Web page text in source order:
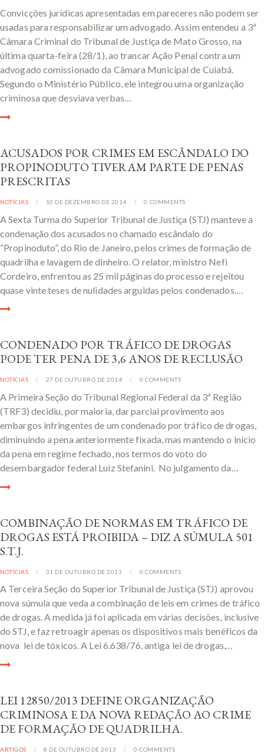
Convicções jurídicas apresentadas em pareceres não podem ser
usadas para responsabilizar um advogado. Assim entendeu a 3ª
Câmara Criminal do Tribunal de Justiça de Mato Grosso, na
última quarta-feira (28/1), ao trancar Ação Penal contra um
advogado comissionado da Câmara Municipal de Cuiabá.
Segundo o Ministério Público, ele integrou uma organização
criminosa que desviava verbas…
ACUSADOS POR CRIMES EM ESCÂNDALO DO
PROPINODUTO TIVERAM PARTE DE PENAS
PRESCRITAS
NOTÍCIAS 10 DE DEZEMBRO DE 2014 0 COMMENTS
A Sexta Turma do Superior Tribunal de Justiça (STJ) manteve a
condenação dos acusados no chamado escândalo do
“Propinoduto”, do Rio de Janeiro, pelos crimes de formação de
quadrilha e lavagem de dinheiro. O relator, ministro Nefi
Cordeiro, enfrentou as 25 mil páginas do processo e rejeitou
quase vinte teses de nulidades arguidas pelos condenados.…
CONDENADO POR TRÁFICO DE DROGAS
PODE TER PENA DE 3,6 ANOS DE RECLUSÃO
NOTÍCIAS 27 DE OUTUBRO DE 2014 0 COMMENTS
A Primeira Seção do Tribunal Regional Federal da 3ª Região
(TRF3) decidiu, por maioria, dar parcial provimento aos
embargos infringentes de um condenado por tráfico de drogas,
diminuindo a pena anteriormente fixada, mas mantendo o início
da pena em regime fechado, nos termos do voto do
desembargador federal Luiz Stefanini. No julgamento da…
COMBINAÇÃO DE NORMAS EM TRÁFICO DE
DROGAS ESTÁ PROIBIDA – DIZ A SÚMULA 501
S.T.J.
NOTÍCIAS 31 DE OUTUBRO DE 2013 0 COMMENTS
A Terceira Seção do Superior Tribunal de Justiça (STJ) aprovou
nova súmula que veda a combinação de leis em crimes de tráfico
de drogas. A medida já foi aplicada em várias decisões, inclusive
do STJ, e faz retroagir apenas os dispositivos mais benéficos da
nova lei de tóxicos. A Lei 6.638/76, antiga lei de drogas,…
LEI 12850/2013 DEFINE ORGANIZAÇÃO
CRIMINOSA E DA NOVA REDAÇÃO AO CRIME
DE FORMAÇÃO DE QUADRILHA.
ARTIGOS 8 DE OUTUBRO DE 2013 0 COMMENTS